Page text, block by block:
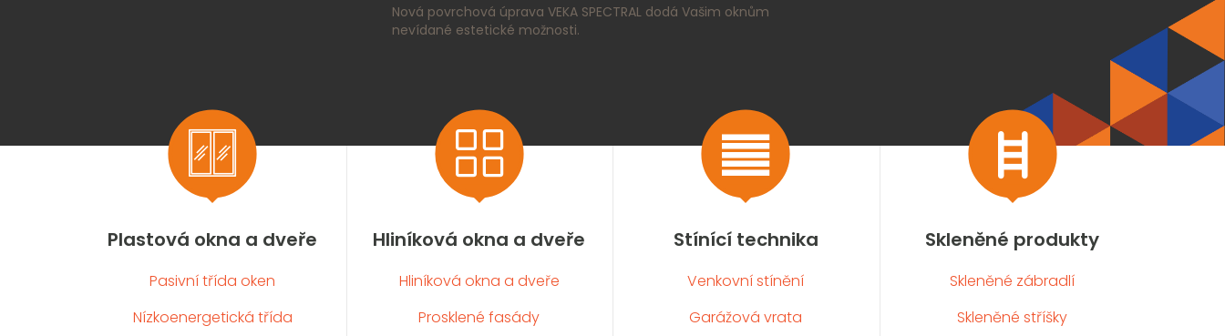
Nová povrchová úprava VEKA SPECTRAL dodá Vašim oknům
nevídané estetické možnosti.

Plastová okna a dveře
Pasivní třída oken
Nízkoenergetická třída

Hliníková okna a dveře
Hliníková okna a dveře
Prosklené fasády

Stínící technika
Venkovní stínění
Garážová vrata

Skleněné produkty
Skleněné zábradlí
Skleněné stříšky